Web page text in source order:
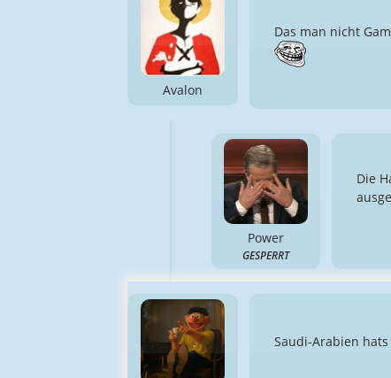
Avalon
Das man nicht
Power
GESPERRT
Die
Saudi-Arabien